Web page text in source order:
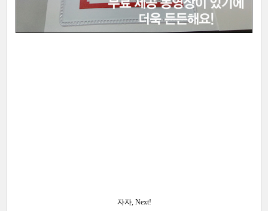
자자, Next!